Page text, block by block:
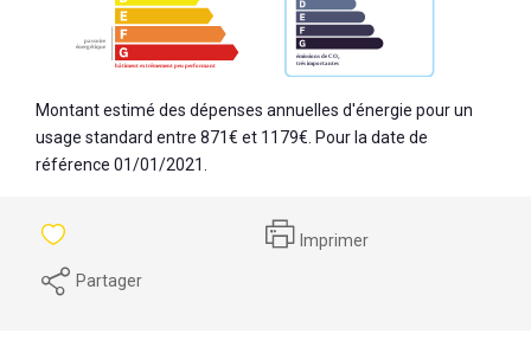
Montant estimé des dépenses annuelles d'énergie pour un
usage standard entre 871€ et 1179€. Pour la date de
référence 01/01/2021.
Imprimer
Partager